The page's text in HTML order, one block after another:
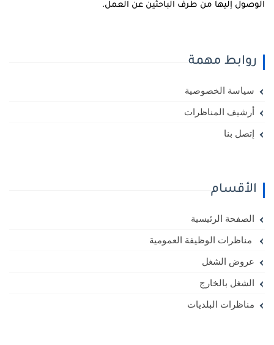
إليها من طرف الباحثين عن العمل.
روابط مهمة
سياسة الخصوصية
أرشيف المناظرات
إتصل بنا
الأقسام
الصفحة الرئيسية
مناظرات الوظيفة العمومية
عروض الشغل
الشغل بالخارج
مناظرات البلديات